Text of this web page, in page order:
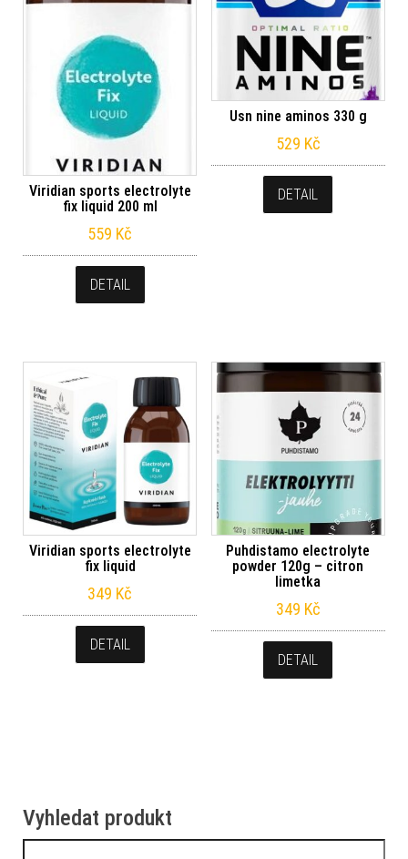
Viridian sports electrolyte
fix liquid 200 ml
559 Kč
DETAIL
Usn nine aminos 330 g
529 Kč
DETAIL
Viridian sports electrolyte
fix liquid
349 Kč
DETAIL
Puhdistamo electrolyte
powder 120g – citron
limetka
349 Kč
DETAIL
Vyhledat produkt